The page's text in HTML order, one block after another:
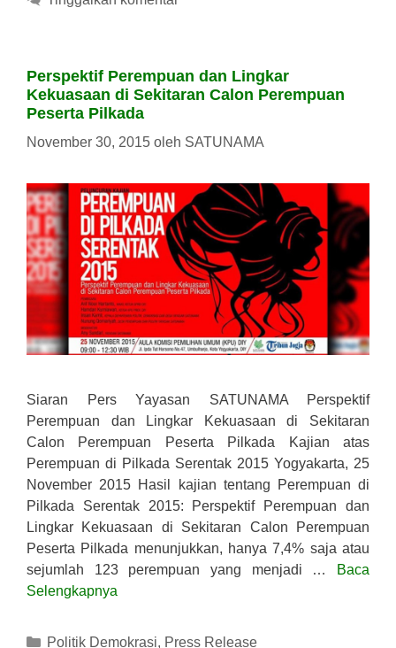
Perspektif Perempuan dan Lingkar
Kekuasaan di Sekitaran Calon Perempuan
Peserta Pilkada
November 30, 2015 oleh SATUNAMA
Siaran Pers Yayasan SATUNAMA Perspektif
Perempuan dan Lingkar Kekuasaan di Sekitaran
Calon Perempuan Peserta Pilkada Kajian atas
Perempuan di Pilkada Serentak 2015 Yogyakarta, 25
November 2015 Hasil kajian tentang Perempuan di
Pilkada Serentak 2015: Perspektif Perempuan dan
Lingkar Kekuasaan di Sekitaran Calon Perempuan
Peserta Pilkada menunjukkan, hanya 7,4% saja atau
sejumlah 123 perempuan yang menjadi …
Baca
Selengkapnya
Kategori
Politik Demokrasi, Press Release